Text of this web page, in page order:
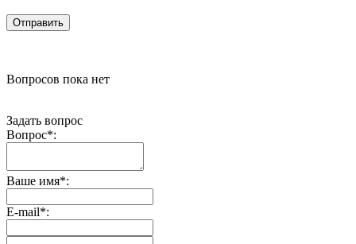
Вопросов пока нет
Задать вопрос
Вопрос*:
Ваше имя*:
E-mail*: